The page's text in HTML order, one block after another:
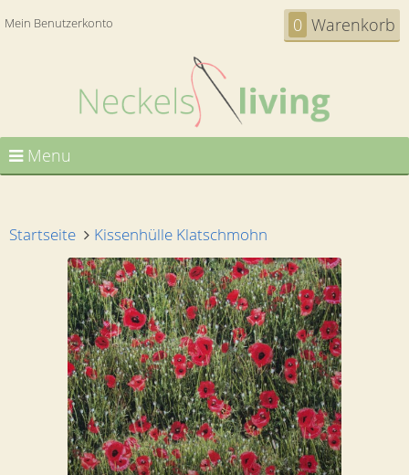
Mein Benutzerkonto 0 Warenkorb
Menu
Startseite Kissenhülle Klatschmohn